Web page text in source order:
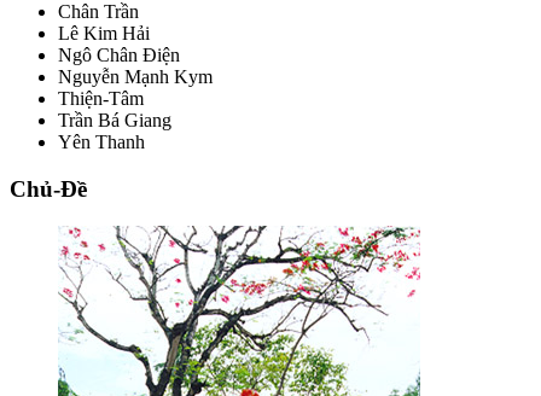
Chân Trần
Lê Kim Hải
Ngô Chân Điện
Nguyễn Mạnh Kym
Thiện-Tâm
Trần Bá Giang
Yên Thanh
Chủ-Đề